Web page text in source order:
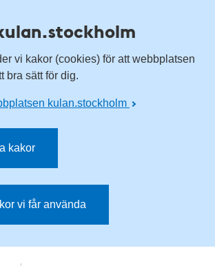
vi kakor (cookies) för att webbplatsen
bra sätt för dig.
kulan.stockholm
kakor
vi får använda